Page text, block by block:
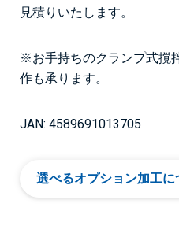
見積りいたします。
※お手持ちのクランプ式撹
作も承ります。
JAN: 4589691013705
選べるオプション加工に